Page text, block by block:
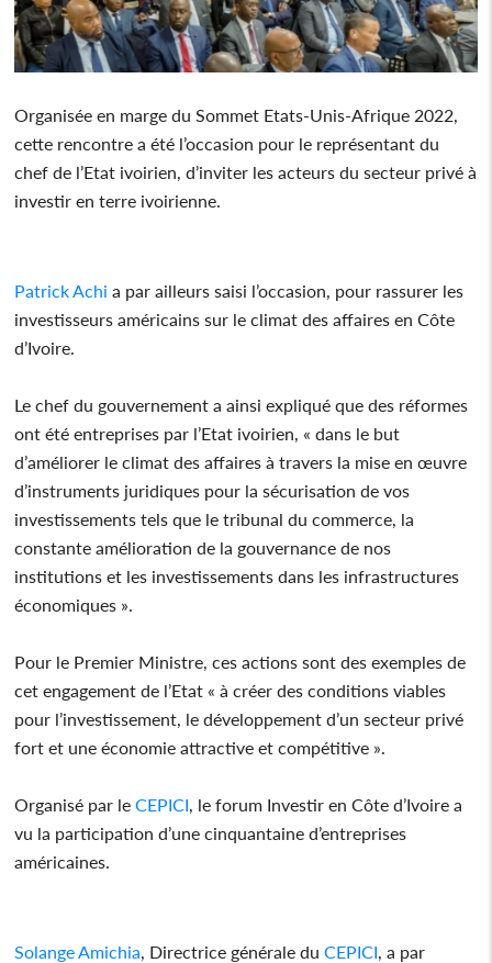
Organisée en marge du Sommet Etats-Unis-Afrique 2022,
cette rencontre a été l’occasion pour le représentant du
chef de l’Etat ivoirien, d’inviter les acteurs du secteur privé à
investir en terre ivoirienne.
Patrick Achi a par ailleurs saisi l’occasion, pour rassurer les
investisseurs américains sur le climat des affaires en Côte
d’Ivoire.
Le chef du gouvernement a ainsi expliqué que des réformes
ont été entreprises par l’Etat ivoirien, « dans le but
d’améliorer le climat des affaires à travers la mise en œuvre
d’instruments juridiques pour la sécurisation de vos
investissements tels que le tribunal du commerce, la
constante amélioration de la gouvernance de nos
institutions et les investissements dans les infrastructures
économiques ».
Pour le Premier Ministre, ces actions sont des exemples de
cet engagement de l’Etat « à créer des conditions viables
pour l’investissement, le développement d’un secteur privé
fort et une économie attractive et compétitive ».
Organisé par leCEPICI, le forum Investir en Côte d’Ivoire a
vu la participation d’une cinquantaine d’entreprises
américaines.
Solange Amichia, Directrice générale duCEPICI, a par